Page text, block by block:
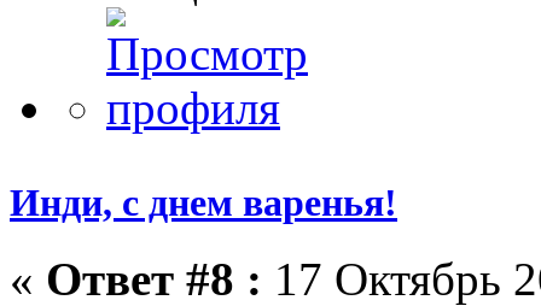
Инди, с днем варенья!
« Ответ #8 : 17 Октябрь